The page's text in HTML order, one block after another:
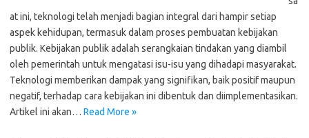
at ini, teknologi telah menjadi bagian integral dari hampir setiap
aspek kehidupan, termasuk dalam proses pembuatan kebijakan
publik. Kebijakan publik adalah serangkaian tindakan yang diambil
oleh pemerintah untuk mengatasi isu-isu yang dihadapi masyarakat.
Teknologi memberikan dampak yang signifikan, baik positif maupun
negatif, terhadap cara kebijakan ini dibentuk dan diimplementasikan.
Artikel ini akan… Read More »